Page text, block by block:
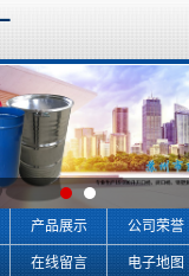
产品展示 公司荣誉
在线留言 电子地图